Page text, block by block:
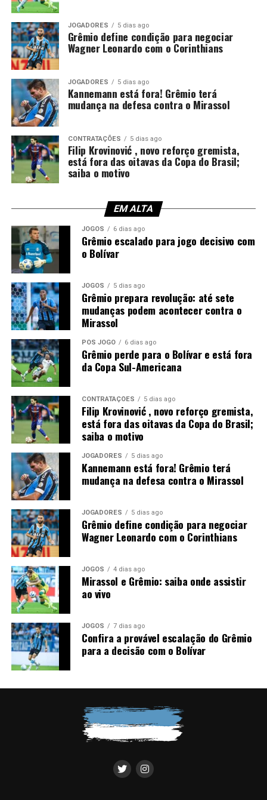
JOGADORES 5 dias ago
Grêmio define condição para negociar
Wagner Leonardo com o Corinthians
JOGADORES 5 dias ago
Kannemann está fora! Grêmio terá
mudança na defesa contra o Mirassol
CONTRATAÇÕES 5 dias ago
Filip Krovinović , novo reforço gremista,
está fora das oitavas da Copa do Brasil;
saiba o motivo
EM ALTA
JOGOS 6 dias ago
Grêmio escalado para jogo decisivo com
o Bolívar
JOGOS 5 dias ago
Grêmio prepara revolução: até sete
mudanças podem acontecer contra o
Mirassol
PÓS JOGO 6 dias ago
Grêmio perde para o Bolívar e está fora
da Copa Sul-Americana
CONTRATAÇÕES 5 dias ago
Filip Krovinović , novo reforço gremista,
está fora das oitavas da Copa do Brasil;
saiba o motivo
JOGADORES 5 dias ago
Kannemann está fora! Grêmio terá
mudança na defesa contra o Mirassol
JOGADORES 5 dias ago
Grêmio define condição para negociar
Wagner Leonardo com o Corinthians
JOGOS 4 dias ago
Mirassol e Grêmio: saiba onde assistir
ao vivo
JOGOS 7 dias ago
Confira a provável escalação do Grêmio
para a decisão com o Bolívar